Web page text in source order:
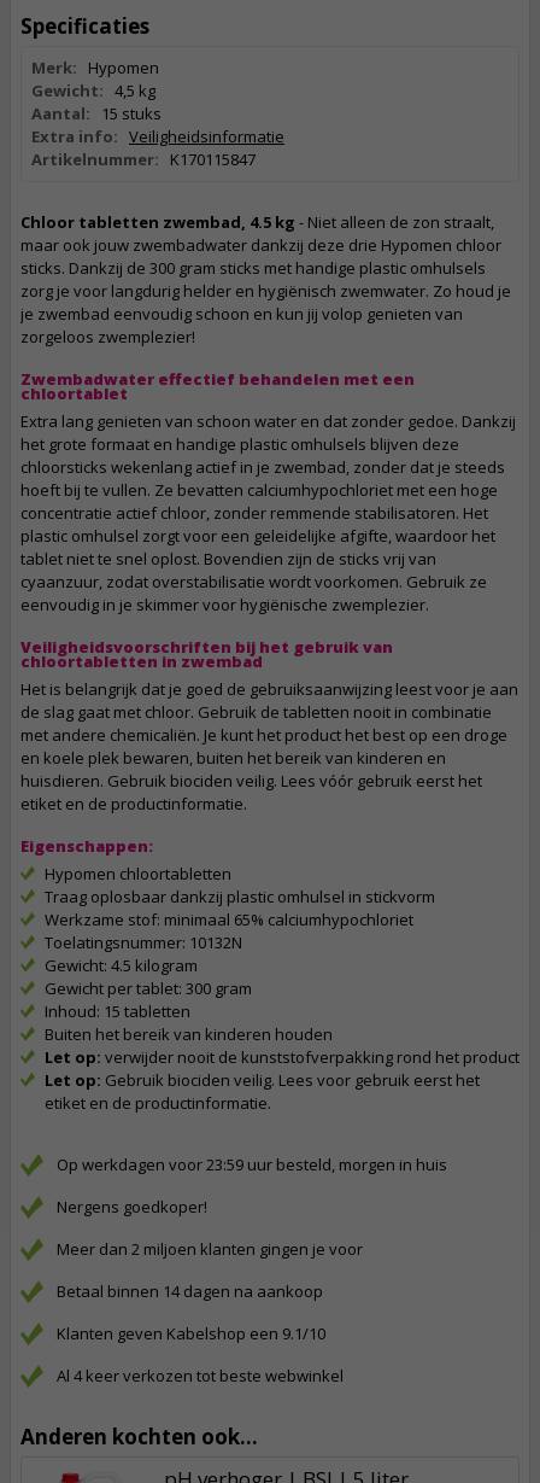
Specificaties
Merk:
Hypomen
Gewicht: 4,5 kg
Aantal:
15 stuks
Extra info: Veiligheidsinformatie
Artikelnummer:
K170115847
Chloor tabletten zwembad, 4.5 kg - Niet alleen de zon straalt,
maar ook jouw zwembadwater dankzij deze drie Hypomen chloor
sticks. Dankzij de 300 gram sticks met handige plastic omhulsels
zorg je voor langdurig helder en hygiënisch zwemwater. Zo houd je
je zwembad eenvoudig schoon en kun jij volop genieten van
zorgeloos zwemplezier!
Zwembadwater effectief behandelen met een
chloortablet
Extra lang genieten van schoon water en dat zonder gedoe. Dankzij
het grote formaat en handige plastic omhulsels blijven deze
chloorsticks wekenlang actief in je zwembad, zonder dat je steeds
hoeft bij te vullen. Ze bevatten calciumhypochloriet met een hoge
concentratie actief chloor, zonder remmende stabilisatoren. Het
plastic omhulsel zorgt voor een geleidelijke afgifte, waardoor het
tablet niet te snel oplost. Bovendien zijn de sticks vrij van
cyaanzuur, zodat overstabilisatie wordt voorkomen. Gebruik ze
eenvoudig in je skimmer voor hygiënische zwemplezier.
Veiligheidsvoorschriften bij het gebruik van
chloortabletten in zwembad
Het is belangrijk dat je goed de gebruiksaanwijzing leest voor je aan
de slag gaat met chloor. Gebruik de tabletten nooit in combinatie
met andere chemicaliën. Je kunt het product het best op een droge
en koele plek bewaren, buiten het bereik van kinderen en
huisdieren. Gebruik biociden veilig. Lees vóór gebruik eerst het
etiket en de productinformatie.
Eigenschappen:
Hypomen chloortabletten
Traag oplosbaar dankzij plastic omhulsel in stickvorm
Werkzame stof: minimaal 65% calciumhypochloriet
Toelatingsnummer: 10132N
Gewicht: 4.5 kilogram
Gewicht per tablet: 300 gram
Inhoud: 15 tabletten
Buiten het bereik van kinderen houden
Let op: verwijder nooit de kunststofverpakking rond het product
Let op: Gebruik biociden veilig. Lees voor gebruik eerst het
etiket en de productinformatie.
Op werkdagen voor 23:59 uur besteld, morgen in huis
Nergens goedkoper!
Meer dan 2 miljoen klanten gingen je voor
Betaal binnen 14 dagen na aankoop
Klanten geven Kabelshop een 9.1/10
Al 4 keer verkozen tot beste webwinkel
Anderen kochten ook...